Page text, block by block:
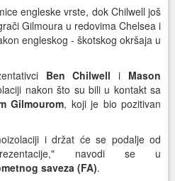
engleske vrste, dok Chilwell još
Gilmoura u redovima Chelsea i
engleskog - škotskog okršaja u
Ben Chilwell i Mason
nakon što su bili u kontakt sa
Gilmourom, koji je bio pozitivan
i držat će se podalje od
navodi se u
saveza (FA).